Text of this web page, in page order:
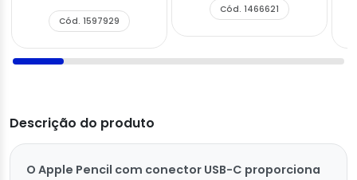
Cód. 1597929
Cód. 1466621
Descrição do produto
O Apple Pencil com conector USB-C proporciona